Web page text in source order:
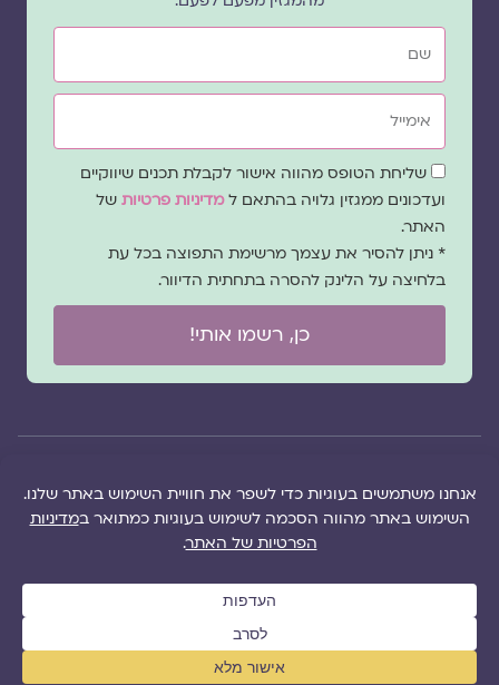
שם
אימייל
שדה
הסכמה
שליחת הטופס מהווה אישור לקבלת תכנים שיווקיים
ועדכונים ממגזין גלויה בהתאם למדיניות פרטיות של
האתר.
* ניתן להסיר את עצמך מרשימת התפוצה בכל עת
בלחיצה על הלינק להסרה בתחתית הדיוור.
כן, רשמו אותי!
הזכויות של מגזין
ושרה סגל־כץ אלא
של
שגגה
צרו
הוקם ב ❤ על ידי –
לימונדה 2.0
| מיתוג:
סטודיו נופר דסקל
שרה סגל־כץ
2.0
(2020-2026)
מפת אתר|
אותנו|תמכו בנו